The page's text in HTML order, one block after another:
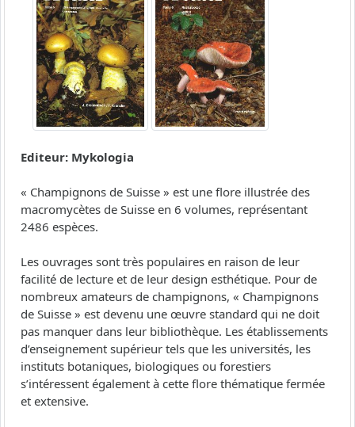
Editeur: Mykologia
« Champignons de Suisse » est une flore illustrée des
macromycètes de Suisse en 6 volumes, représentant
2486 espèces.
Les ouvrages sont très populaires en raison de leur
facilité de lecture et de leur design esthétique. Pour de
nombreux amateurs de champignons, « Champignons
de Suisse » est devenu une œuvre standard qui ne doit
pas manquer dans leur bibliothèque. Les établissements
d’enseignement supérieur tels que les universités, les
instituts botaniques, biologiques ou forestiers
s’intéressent également à cette flore thématique fermée
et extensive.